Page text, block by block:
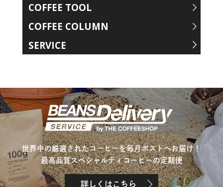
COFFEE TOOL
COFFEE COLUMN
SERVICE
世界中の厳選されたコーヒーを毎月ポストへお届け！
最高品質スペシャルティコーヒーの定期便
詳しくはこちら